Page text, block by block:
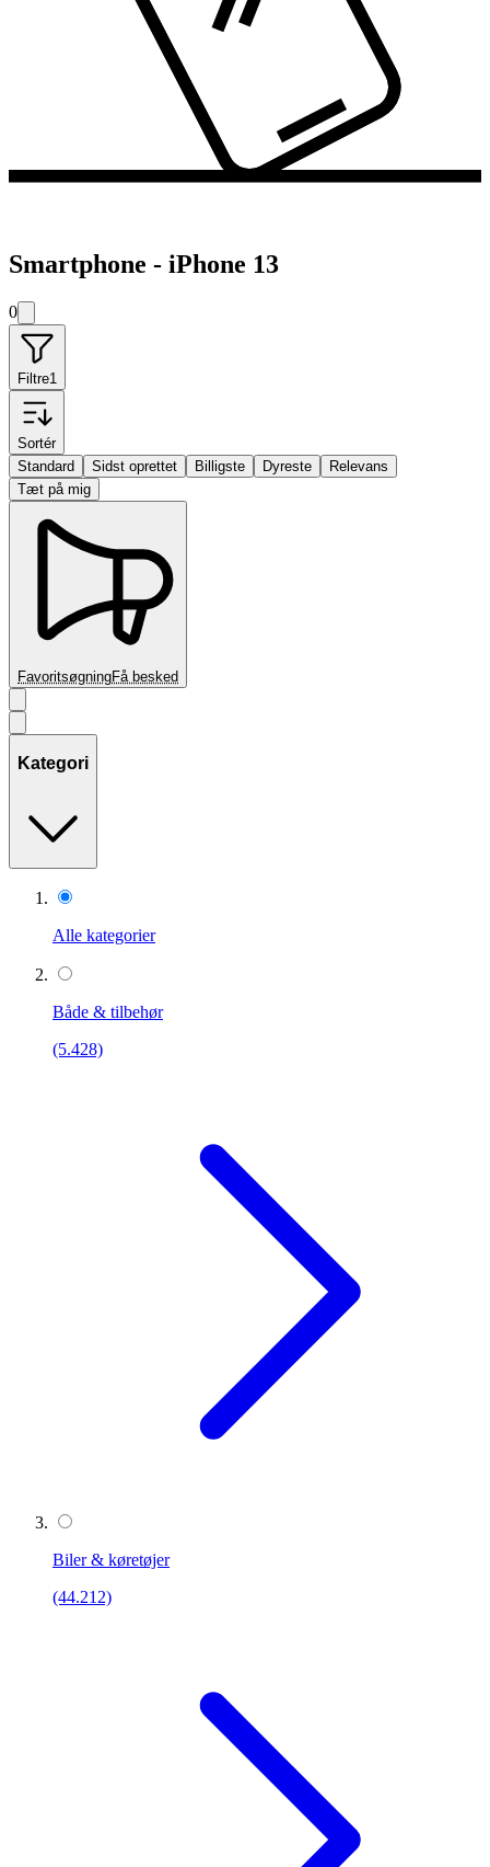
Smartphone - iPhone 13
0
Filtre1
Sortér
Standard
Sidst oprettet Billigste Dyreste
Relevans
Tæt på mig
FavoritsøgningFå besked
Kategori
Alle kategorier
Både & tilbehør
(5.428)
Biler & køretøjer
(44.212)